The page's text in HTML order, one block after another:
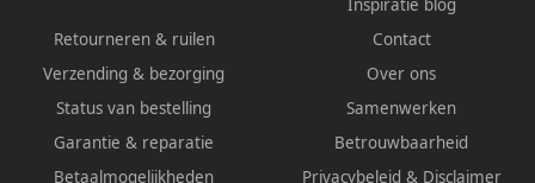
Retourneren & ruilen
Verzending & bezorging
Status van bestelling
Garantie & reparatie
Betaalmogelijkheden
Inspiratie blog
Contact
Over ons
Samenwerken
Betrouwbaarheid
Privacybeleid & Disclaimer